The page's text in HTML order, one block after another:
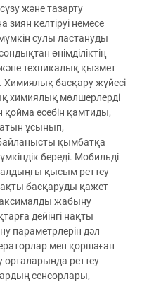
және тазарту
зиян келтіруі немесе
сулы ластануды
өнімділіктің
техникалық қызмет
Химиялық басқару жүйесі
химиялық мөлшерлерді
есебін қамтиды,
ұсынып,
байланысты қымбатқа
береді. Мобильді
қысым реттеу
басқаруды қажет
жабыну
дейінгі нақты
параметрлерін дәл
мен қоршаған
орталарында реттеу
сенсорлары,